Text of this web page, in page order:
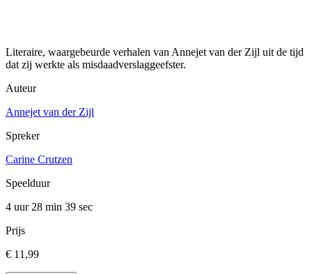
Literaire, waargebeurde verhalen van Annejet van der Zijl uit de tijd
dat zij werkte als misdaadverslaggeefster.
Auteur
Annejet van der Zijl
Spreker
Carine Crutzen
Speelduur
4 uur 28 min 39 sec
Prijs
€ 11,99